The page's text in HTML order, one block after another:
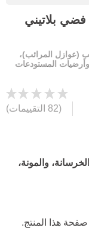
بلاتيني
(عوازل المرائب)،
وأرضيات المستودعات
(82 التقييمات)
والمونة،
هذا المنتج.